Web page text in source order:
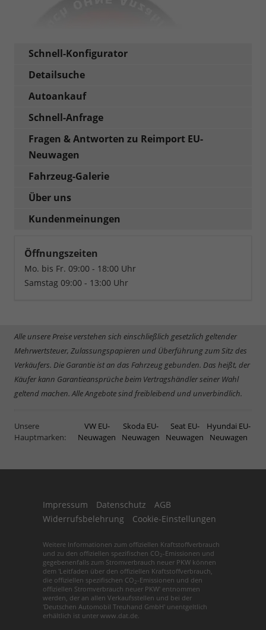
Schnell-Konfigurator
Detailsuche
Autoankauf
Schnell-Anfrage
Fragen & Antworten zu Reimport EU-
Neuwagen
Fahrzeug-Galerie
Über uns
Kundenmeinungen
Öffnungszeiten
Mo. bis Fr. 09:00 - 18:00 Uhr
Samstag 09:00 - 13:00 Uhr
Alle unsere Preise verstehen sich einschließlich gesetzlich geltender
Mehrwertsteuer, Zulassungspapieren und Überführung zum Sitz des
Verkäufers. Die Garantie ist an das Fahrzeug gebunden. Das heißt, der
Käufer kann Garantieansprüche beim Vertragshändler seiner Wahl
geltend machen. Alle Angebote sind freibleibend und unverbindlich.
Unsere
Hauptmarken:
VW EU-
Neuwagen
Skoda EU-
Neuwagen
Seat EU-
Neuwagen
Hyundai EU-
Neuwagen
Impressum Datenschutz
AGB
Widerrufsbelehrung
Cookie-Einstellungen
Weitere Informationen zum offiziellen Kraftstoffverbrauch
und zu den offiziellen spezifischen CO2 -Emissionen und
gegebenenfalls zum Stromverbrauch neuer PKW können
dem 'Leitfaden über den offiziellen Kraftstoffverbrauch,
die offiziellen spezifischen CO2 -Emissionen und den
offiziellen Stromverbrauch neuer PKW' entnommen
werden, der an allen Verkaufsstellen und bei der
'Deutschen Automobil Treuhand GmbH' unentgeltlich
erhältlich ist unter www.dat.de.